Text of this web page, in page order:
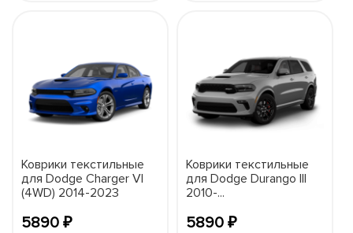
Коврики текстильные
для Dodge Charger VI
(4WD) 2014-2023
5890 ₽
Коврики текстильные
для Dodge Durango III
2010-...
5890 ₽